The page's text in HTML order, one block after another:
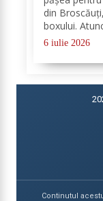
din
boxului.
tricoul
6 iulie 2026
Continutul